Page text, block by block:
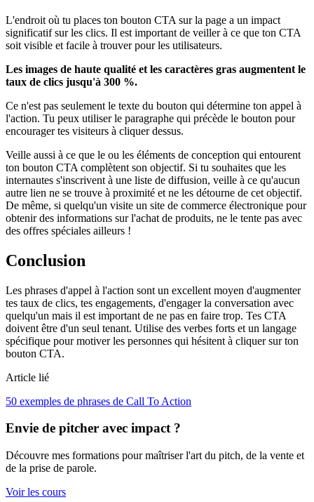
L'endroit où tu places ton bouton CTA sur la page a un impact
significatif sur les clics. Il est important de veiller à ce que ton CTA
soit visible et facile à trouver pour les utilisateurs.
Les images de haute qualité et les caractères gras augmentent le
taux de clics jusqu'à 300 %.
Ce n'est pas seulement le texte du bouton qui détermine ton appel à
l'action. Tu peux utiliser le paragraphe qui précède le bouton pour
encourager tes visiteurs à cliquer dessus.
Veille aussi à ce que le ou les éléments de conception qui entourent
ton bouton CTA complètent son objectif. Si tu souhaites que les
internautes s'inscrivent à une liste de diffusion, veille à ce qu'aucun
autre lien ne se trouve à proximité et ne les détourne de cet objectif.
De même, si quelqu'un visite un site de commerce électronique pour
obtenir des informations sur l'achat de produits, ne le tente pas avec
des offres spéciales ailleurs !
Conclusion
Les phrases d'appel à l'action sont un excellent moyen d'augmenter
tes taux de clics, tes engagements, d'engager la conversation avec
quelqu'un mais il est important de ne pas en faire trop. Tes CTA
doivent être d'un seul tenant. Utilise des verbes forts et un langage
spécifique pour motiver les personnes qui hésitent à cliquer sur ton
bouton CTA.
Article lié
50 exemples de phrases de Call To Action
Envie de pitcher avec impact ?
Découvre mes formations pour maîtriser l'art du pitch, de la vente et
de la prise de parole.
Voir les cours